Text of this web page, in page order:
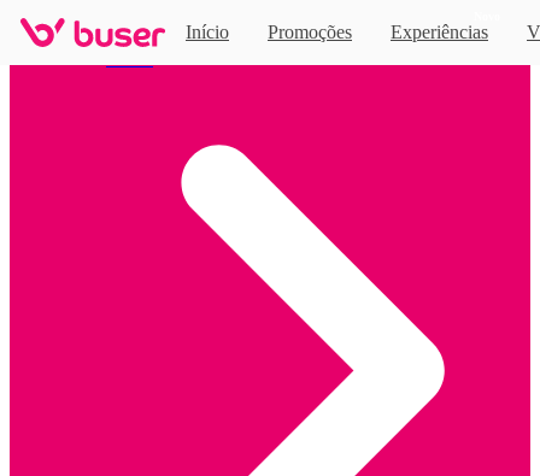
Início Promoções Experiências